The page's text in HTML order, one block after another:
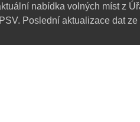
nabídka volných míst z
Poslední aktualizace dat